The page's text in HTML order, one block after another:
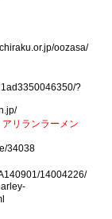
oozasa/
?
アリランラーメン
34038
14004226/